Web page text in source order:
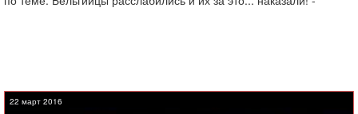
22 март 2016